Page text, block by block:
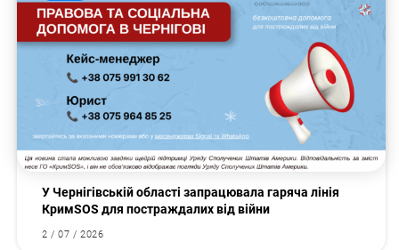
У Чернігівській області запрацювала гаряча лінія
КримSOS для постраждалих від війни
2 / 07 / 2026